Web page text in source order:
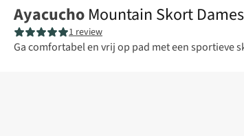
Ayacucho Mountain Skort Dames
1 review
Ga comfortabel en vrij op pad met een sportieve